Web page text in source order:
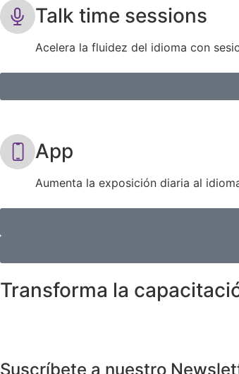
Talk time sessions
Acelera la fluidez del idioma con
App
Aumenta la exposición diaria al
Transforma la
Suscríbete a nuestro